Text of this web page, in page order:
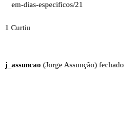
em-dias-especificos/21
1 Curtiu
j_assuncao (Jorge Assunção) fechado